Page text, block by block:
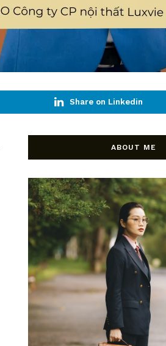
Share on Linkedin
ABOUT ME